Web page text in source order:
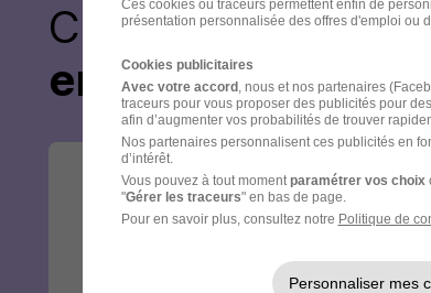
Créez votre
envoyez votre
Ces cookies ou traceurs permettent enfin de
présentation personnalisée des offres d'emploi ou
Cookies publicitaires
Avec votre accord, nous et nos partenaires
traceurs pour vous proposer des publicités pour
afin d’augmenter vos probabilités de trouver
Nos partenaires personnalisent ces publicités en
d’intérêt.
Vous pouvez à tout moment paramétrer vos choix
"Gérer les traceurs" en bas de page.
Pour en savoir plus, consultez notre Politique de
Personnaliser mes